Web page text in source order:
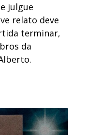
julgue
relato deve
terminar,
da